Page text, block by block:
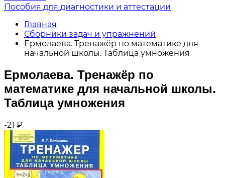
Пособия для диагностики и аттестации
Главная
Сборники задач и упражнений
Ермолаева. Тренажёр по математике для
начальной школы. Таблица умножения
Ермолаева. Тренажёр по
математике для начальной школы.
Таблица умножения
-21 ₽